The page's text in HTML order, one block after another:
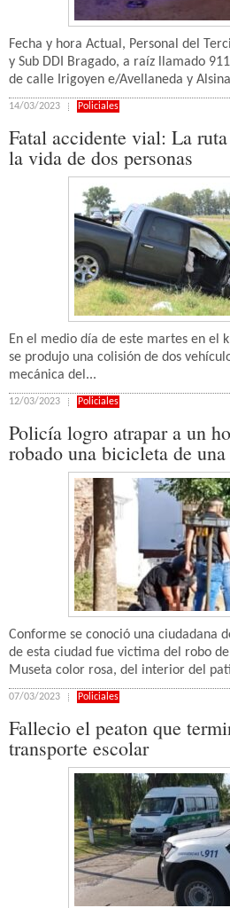
Fecha y hora Actual, Personal del
y Sub DDI Bragado, a raíz llamado
de calle Irigoyen e/Avellaneda y
14/03/2023 Policiales
Fatal accidente vial: La
la vida de dos personas
En el medio día de este martes en el
se produjo una colisión de dos
mecánica del...
12/03/2023 Policiales
Policía logro atrapar a un
robado una bicicleta de
Conforme se conoció una ciudadana
de esta ciudad fue victima del robo
Museta color rosa, del interior del
07/03/2023 Policiales
Fallecio el peaton que
transporte escolar